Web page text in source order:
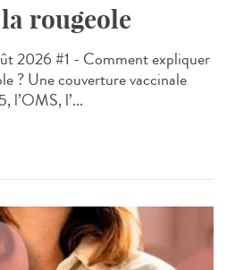
rougeole
2026 #1 - Comment expliquer
? Une couverture vaccinale
l’OMS, l’...